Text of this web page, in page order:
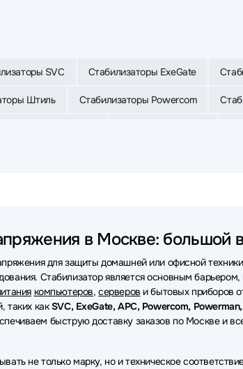
SVC Стабилизаторы ExeGate
Штиль Стабилизаторы Powercom
в Москве: большой
для защиты домашней или офисной
Стабилизатор является основным
компьютеров,серверов и бытовых приборов
таких какSVC, ExeGate, APC, Powercom,
быструю доставку заказов по Москве и
не только марку, но и техническое